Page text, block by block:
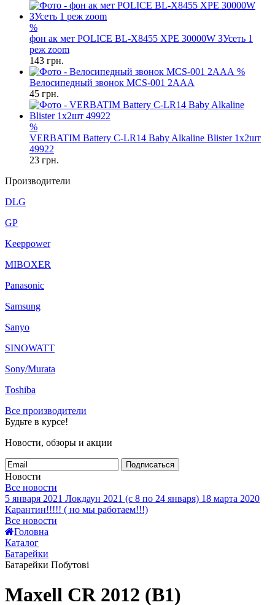
%
фон ак мет POLICE BL-X8455 XPE 30000W ЗУсеть 1
реж zoom
143 грн.
%
Велосипедный звонок MCS-001 2AAA
45 грн.
%
VERBATIM Battery C-LR14 Baby Alkaline Blister 1x2шт
49922
23 грн.
Производители
DLG
GP
Keeppower
MIBOXER
Panasonic
Samsung
Sanyo
SINOWATT
Sony/Murata
Toshiba
Все производители
Будьте в курсе!
Новости, обзоры и акции
Подписаться
Новости
Все новости
5 января 2021 Локдаун 2021 (с 8 по 24 января) 18 марта 2020
Карантин!!!!! ( но мы работаем!!!)
Все новости
Головна
Каталог
Батарейки
Батарейки Побутові
Maxell CR 2012 (B1)